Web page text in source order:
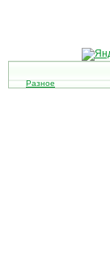
Разное